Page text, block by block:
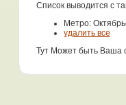
Список выводится с
Метро:
удалить все
Тут Может быть Ваша